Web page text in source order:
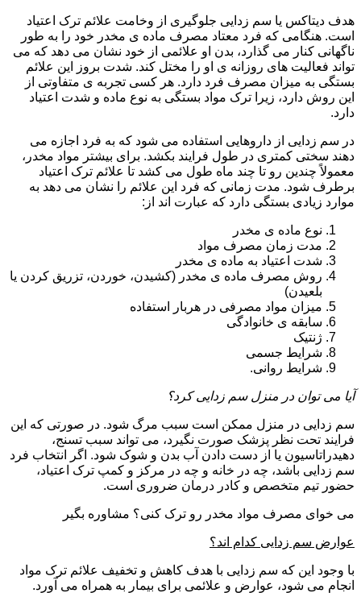
هدف دیتاکس یا سم زدایی جلوگیری از وخامت علائم ترک اعتیاد
است. هنگامی که فرد معتاد مصرف ماده ی مخدر خود را به طور
ناگهانی کنار می گذارد، بدن او علائمی از خود نشان می دهد که می
تواند فعالیت های روزانه ی او را مختل کند. شدت بروز این علائم
بستگی به میزان مصرف فرد دارد. هر کسی تجربه ی متفاوتی از
این روش دارد، زیرا ترک مواد بستگی به نوع ماده و شدت اعتیاد
دارد.
در سم زدایی از داروهایی استفاده می شود که به فرد اجازه می
دهند سختی کمتری در طول فرایند بکشد. برای بیشتر مواد مخدر،
معمولاً چندین رو تا چند ماه طول می کشد تا علائم ترک اعتیاد
برطرف شود. مدت زمانی که فرد این علائم را نشان می دهد به
موارد زیادی بستگی دارد که عبارت اند از:
نوع ماده ی مخدر
مدت زمان مصرف مواد
شدت اعتیاد به ماده ی مخدر
روش مصرف ماده ی مخدر (کشیدن، خوردن، تزریق کردن یا
بلعیدن)
میزان مواد مصرفی در هربار استفاده
سابقه ی خانوادگی
ژنتیک
شرایط جسمی
شرایط روانی.
آیا می توان در منزل سم زدایی کرد؟
سم زدایی در منزل ممکن است سبب مرگ شود. در صورتی که این
فرایند تحت نظر پزشک صورت نگیرد، می تواند سبب تسنج،
دهیدراتاسیون یا از دست دادن آب بدن و شوک شود. اگر انتخاب فرد
سم زدایی باشد، چه در خانه و چه در مرکز و کمپ ترک اعتیاد،
حضور تیم متخصص و کادر درمان ضروری است.
می خوای مصرف مواد مخدر رو ترک کنی؟ مشاوره بگیر
عوارض سم زدایی کدام اند؟
با وجود این که سم زدایی با هدف کاهش و تخفیف علائم ترک مواد
انجام می شود، عوارض و علائمی برای بیمار به همراه می آورد.